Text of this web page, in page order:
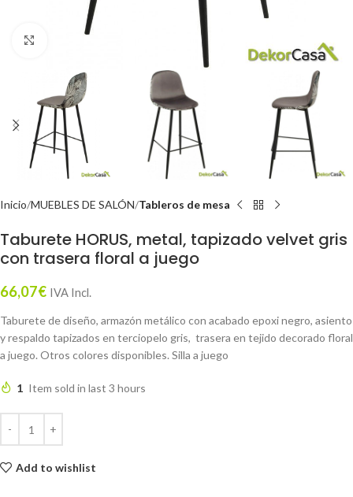
Inicio MUEBLES DE SALÓN Tableros de mesa
Taburete HORUS, metal, tapizado velvet gris
con trasera floral a juego
66,07€ IVA Incl.
Taburete de diseño, armazón metálico con acabado epoxi negro, asiento
y respaldo tapizados en terciopelo gris, trasera en tejido decorado floral
a juego. Otros colores disponibles. Silla a juego
1 Item sold in last 3 hours
Add to wishlist